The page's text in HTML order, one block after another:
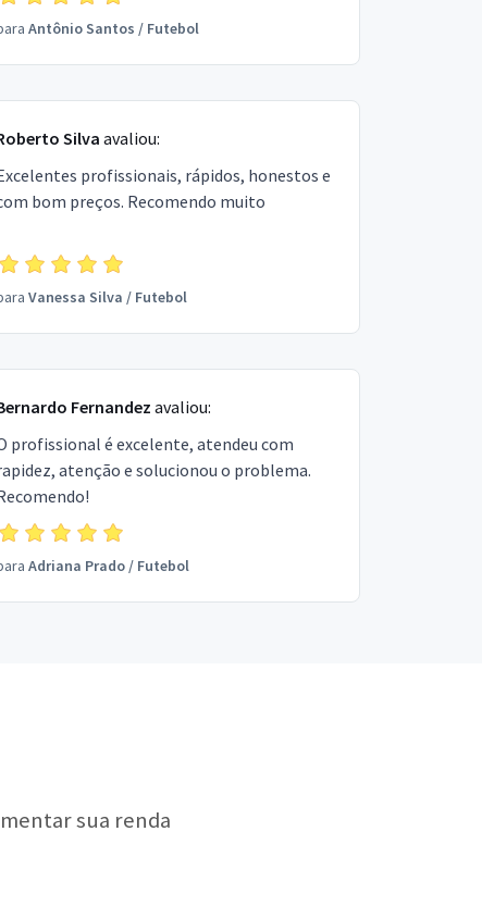
Antônio Santos / Futebol
Silva avaliou:
profissionais, rápidos, honestos e
bom preços. Recomendo muito
Vanessa Silva / Futebol
Fernandez avaliou:
profissional é excelente, atendeu com
atenção e solucionou o problema.
Adriana Prado/ Futebol
sua renda